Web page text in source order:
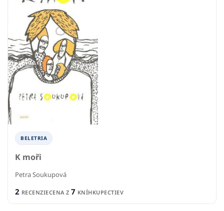
BELETRIA
K moři
Petra Soukupová
2 RECENZIECENA Z 7 KNÍHKUPECTIEV